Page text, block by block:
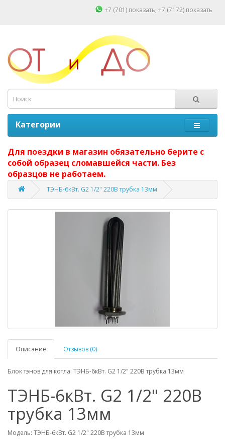
+7 (701) показать, +7 (7172) показать
Категории
Для поездки в магазин обязательно берите с
собой образец сломавшейся части. Без
образцов не работаем.
ТЭНБ-6кВт. G2 1/2" 220В трубка 13мм
Описание Отзывов (0)
Блок тэнов для котла. ТЭНБ-6кВт. G2 1/2" 220В трубка 13мм
ТЭНБ-6кВт. G2 1/2" 220В
трубка 13мм
Модель: ТЭНБ-6кВт. G2 1/2" 220В трубка 13мм